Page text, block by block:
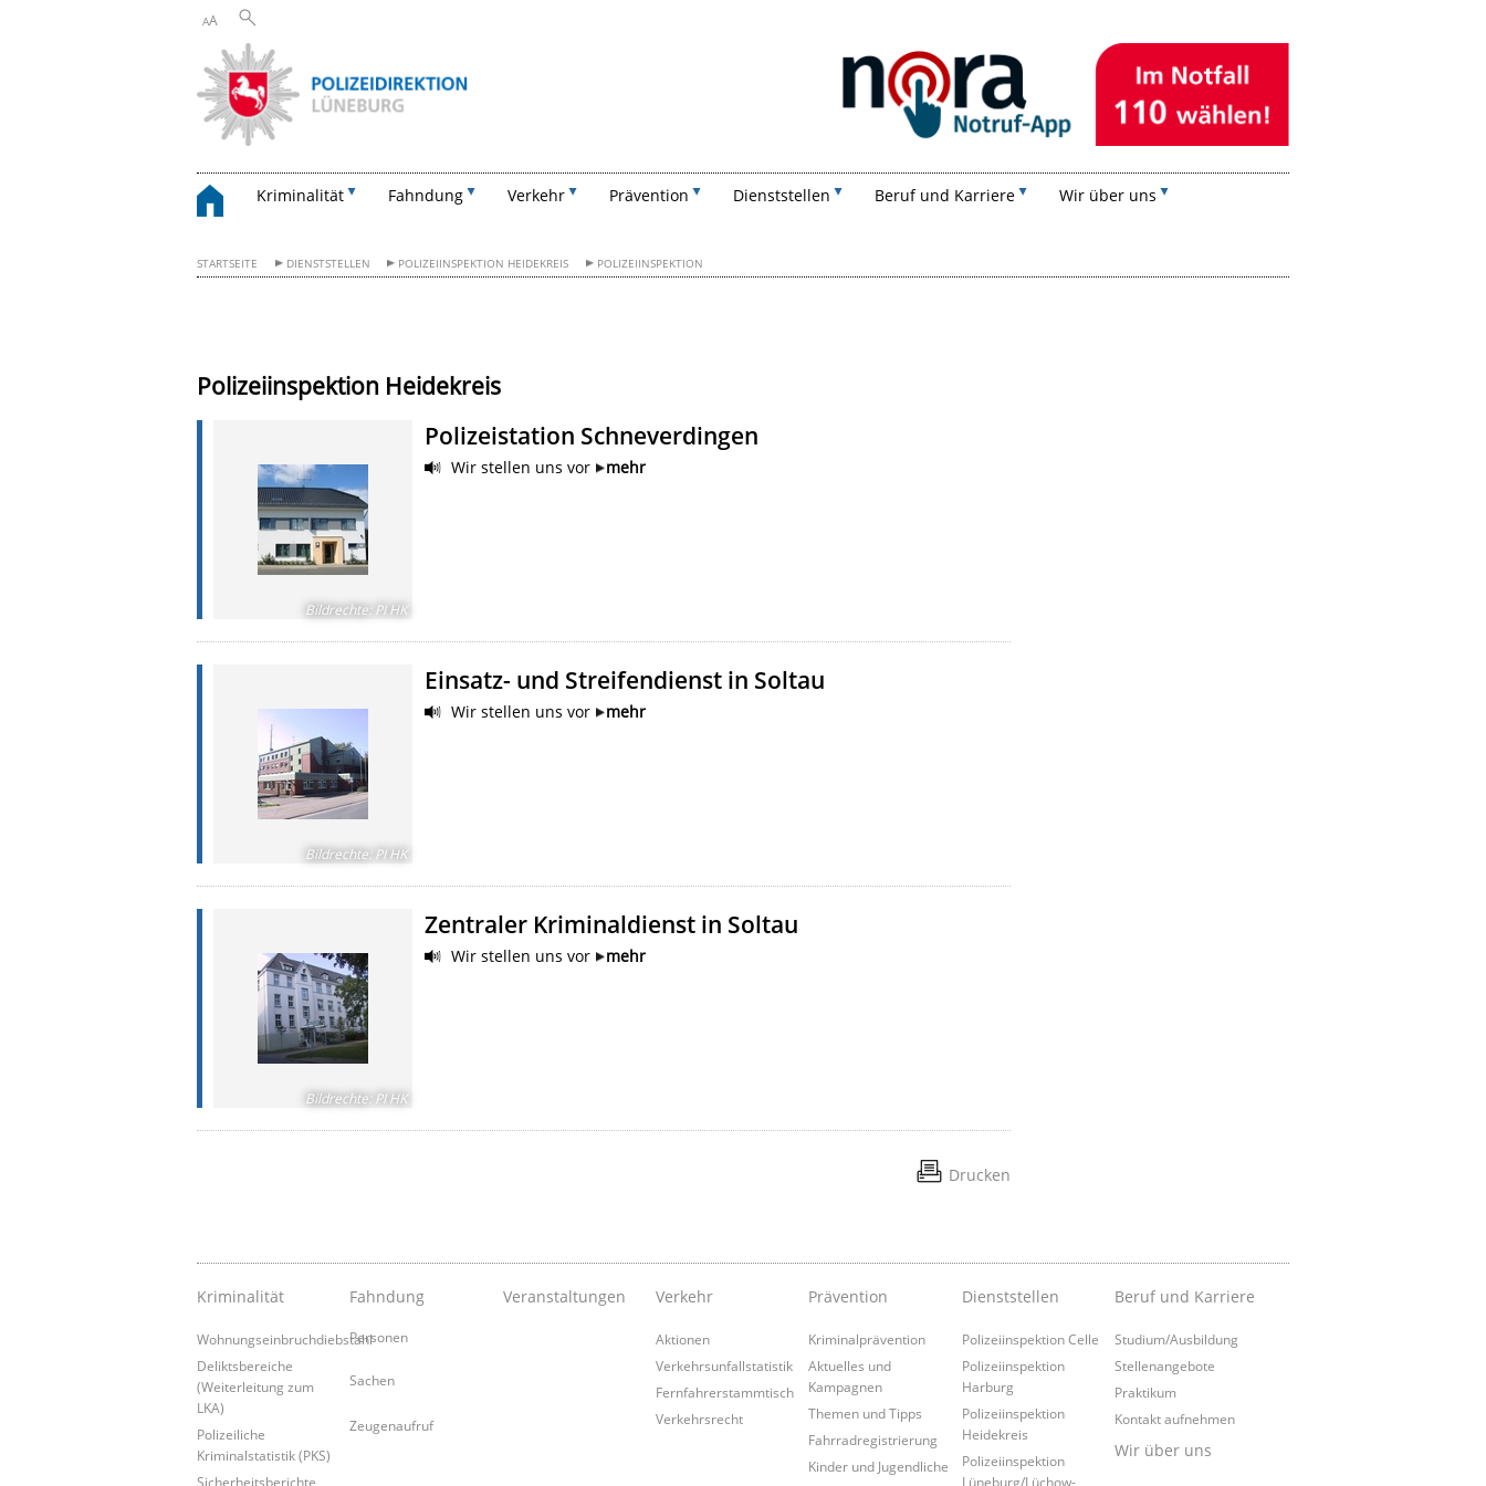
AA
Kriminalität Fahndung Verkehr Prävention Dienststellen Beruf und Karriere Wir über uns
STARTSEITE DIENSTSTELLEN POLIZEIINSPEKTION HEIDEKREIS POLIZEIINSPEKTION
Polizeiinspektion Heidekreis
Bildrechte: PI HK
Polizeistation Schneverdingen
Wir stellen uns vor mehr
Bildrechte: PI HK
Einsatz- und Streifendienst in Soltau
Wir stellen uns vor mehr
Bildrechte: PI HK
Zentraler Kriminaldienst in Soltau
Wir stellen uns vor mehr
Drucken
Kriminalität
Wohnungseinbruchdiebstahl
Deliktsbereiche
(Weiterleitung zum
LKA)
Polizeiliche
Kriminalstatistik (PKS)
Sicherheitsberichte
Fahndung
Personen
Sachen
Zeugenaufruf
Veranstaltungen Verkehr
Aktionen
Verkehrsunfallstatistik
Fernfahrerstammtisch
Verkehrsrecht
Prävention
Kriminalprävention
Aktuelles und
Kampagnen
Themen und Tipps
Fahrradregistrierung
Kinder und Jugendliche
Dienststellen
Polizeiinspektion Celle
Polizeiinspektion
Harburg
Polizeiinspektion
Heidekreis
Polizeiinspektion
Lüneburg/Lüchow-
Beruf und Karriere
Studium/Ausbildung
Stellenangebote
Praktikum
Kontakt aufnehmen
Wir über uns